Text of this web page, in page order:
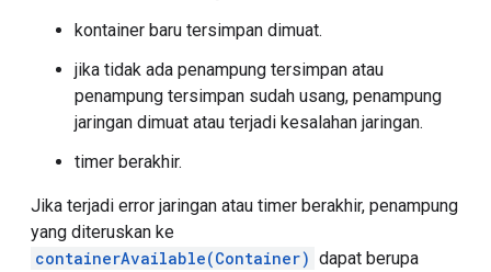
kontainer baru tersimpan dimuat.
jika tidak ada penampung tersimpan atau
penampung tersimpan sudah usang, penampung
jaringan dimuat atau terjadi kesalahan jaringan.
timer berakhir.
Jika terjadi error jaringan atau timer berakhir, penampung
yang diteruskan ke
containerAvailable(Container) dapat berupa